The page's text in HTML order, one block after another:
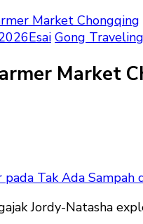
Market Chongqing
Esai Gong Traveling
Market
pada Tak Ada
Jordy-Natasha